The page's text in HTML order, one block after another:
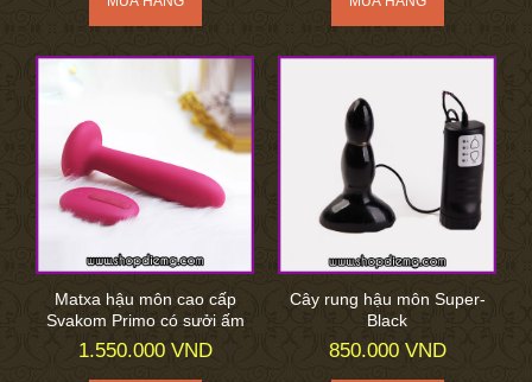
Matxa hậu môn cao cấp
Svakom Primo có sưởi ấm
1.550.000 VND
Cây rung hậu môn Super-
Black
850.000 VND